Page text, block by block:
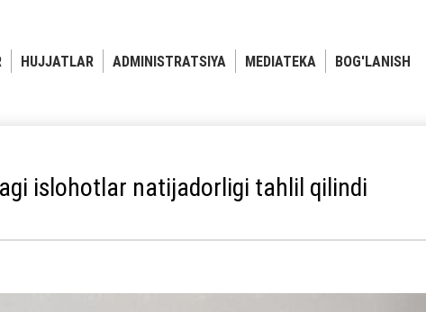
HUJJATLAR ADMINISTRATSIYA MEDIATEKA BOG'LANISH
islohotlar natijadorligi tahlil qilindi